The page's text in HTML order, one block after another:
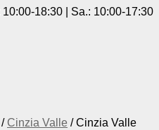
10:00-18:30 | Sa.: 10:00-17:30
/ Cinzia Valle / Cinzia Valle